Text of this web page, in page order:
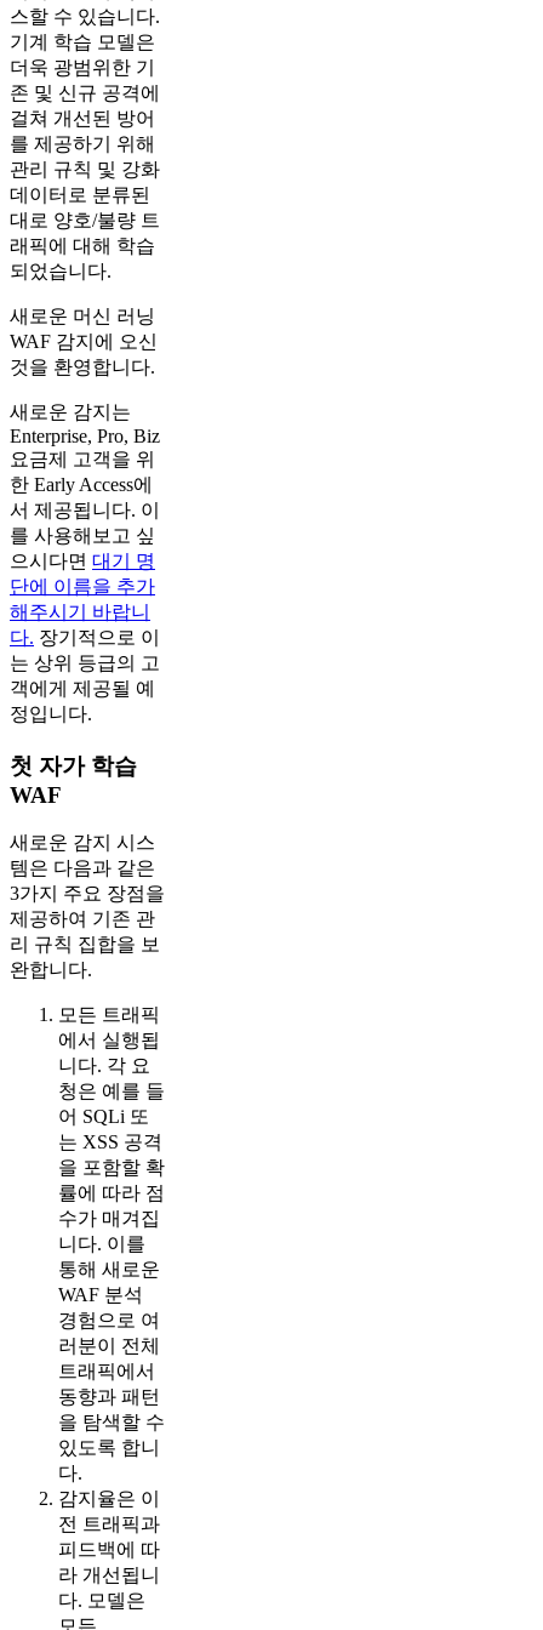
스할 수 있습니다.
기계 학습 모델은
더욱 광범위한 기
존 및 신규 공격에
걸쳐 개선된 방어
를 제공하기 위해
관리 규칙 및 강화
데이터로 분류된
대로 양호/불량 트
래픽에 대해 학습
되었습니다.
새로운 머신 러닝
WAF 감지에 오신
것을 환영합니다.
새로운 감지는
Enterprise, Pro, Biz
요금제 고객을 위
한 Early Access에
서 제공됩니다. 이
를 사용해보고 싶
으시다면 대기 명
단에 이름을 추가
해주시기 바랍니
다. 장기적으로 이
는 상위 등급의 고
객에게 제공될 예
정입니다.
첫 자가 학습
WAF
새로운 감지 시스
템은 다음과 같은
3가지 주요 장점을
제공하여 기존 관
리 규칙 집합을 보
완합니다.
모든 트래픽
에서 실행됩
니다. 각 요
청은 예를 들
어 SQLi 또
는 XSS 공격
을 포함할 확
률에 따라 점
수가 매겨집
니다. 이를
통해 새로운
WAF 분석
경험으로 여
러분이 전체
트래픽에서
동향과 패턴
을 탐색할 수
있도록 합니
다.
감지율은 이
전 트래픽과
피드백에 따
라 개선됩니
다. 모델은